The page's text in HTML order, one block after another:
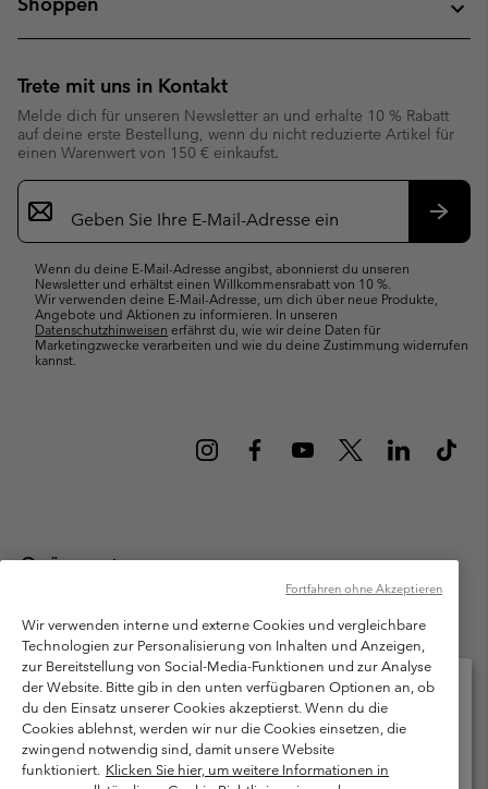
Trete mit uns in Kontakt
Melde dich für unseren Newsletter an und erhalte 10 % Rabatt
auf deine erste Bestellung, wenn du nicht reduzierte Artikel für
einen Warenwert von 150 € einkaufst.
Newsletter-
Anmeldung
Wenn du deine E-Mail-Adresse angibst, abonnierst du unseren
Newsletter und erhältst einen Willkommensrabatt von 10 %.
Wir verwenden deine E-Mail-Adresse, um dich über neue Produkte,
Angebote und Aktionen zu informieren. In unseren
Datenschutzhinweisen erfährst du, wie wir deine Daten für
Marketingzwecke verarbeiten und wie du deine Zustimmung widerrufen
kannst.
Österreich
Columbia Sportswear Austria GmbH. Moosfeldstraße 1, 5101
Bergheim, Salzburg Österreich. Alle Rechte vorbehalten.
Nutzungsbedingungen
Allgemeine Verkaufsbedingungen
Garantie
Datenschutzerklärung
Bestimmungen und Bedingungen des Mitglieder Programms
Nutzungsbedingungen Für Nutzergenerierte Inhalte
Wir verwenden interne und externe Cookies und vergleichbare
Technologien zur Personalisierung von Inhalten und Anzeigen,
zur Bereitstellung von Social-Media-Funktionen und zur Analyse
der Website. Bitte gib in den unten verfügbaren Optionen an, ob
du den Einsatz unserer Cookies akzeptierst. Wenn du die
Cookies ablehnst, werden wir nur die Cookies einsetzen, die
zwingend notwendig sind, damit unsere Website
funktioniert. Klicken Sie hier, um weitere Informationen in
Fortfahren ohne Akzeptieren
Bitte wählen Sie Ihr Lieferland und Ihre Sprache
Online-Einkauf verfügbar